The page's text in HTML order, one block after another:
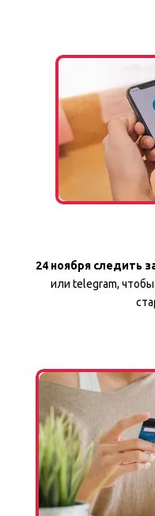
24 ноября следить
или telegram,